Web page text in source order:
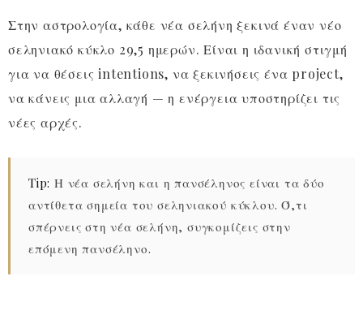
Στην αστρολογία, κάθε νέα σελήνη ξεκινά έναν νέο
σεληνιακό κύκλο 29,5 ημερών. Είναι η ιδανική στιγμή
για να θέσεις intentions, να ξεκινήσεις ένα project,
να κάνεις μια αλλαγή — η ενέργεια υποστηρίζει τις
νέες αρχές.
Tip: Η νέα σελήνη και η πανσέληνος είναι τα δύο
αντίθετα σημεία του σεληνιακού κύκλου. Ό,τι
σπέρνεις στη νέα σελήνη, συγκομίζεις στην
επόμενη πανσέληνο.